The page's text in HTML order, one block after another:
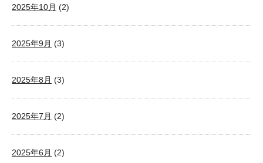
2025年10月 (2)
2025年9月 (3)
2025年8月 (3)
2025年7月 (2)
2025年6月 (2)